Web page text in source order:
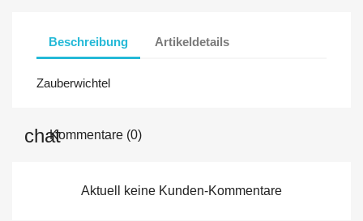
Beschreibung Artikeldetails
Zauberwichtel
Kommentare (0)
Aktuell keine Kunden-Kommentare